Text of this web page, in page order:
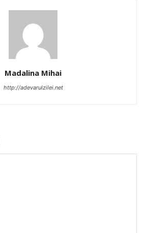
Madalina Mihai
http://adevarulzilei.net